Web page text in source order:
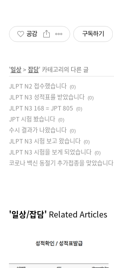
공감 구독하기
'일상> 잡담' 카테고리의 다른 글
JLPT N2 접수했습니다 (0)
JLPT N3 성적표를 받았습니다 (0)
JLPT N3 168 = JPT 805 (0)
JPT 시험 봤습니다 (0)
수시 결과가 나왔습니다 (0)
JLPT N3 시험 보고 왔습니다 (0)
JLPT N3 시험을 보게 되었습니다 (0)
코로나 백신 동절기 추가접종을 맞았습니다
'일상/잡담' Related Articles